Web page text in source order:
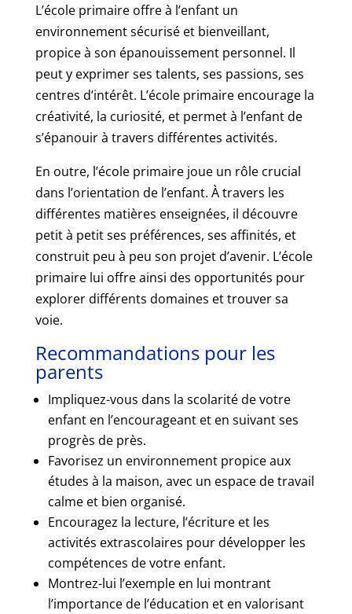
L’école primaire offre à l’enfant un
environnement sécurisé et bienveillant,
propice à son épanouissement personnel. Il
peut y exprimer ses talents, ses passions, ses
centres d’intérêt. L’école primaire encourage la
créativité, la curiosité, et permet à l’enfant de
s’épanouir à travers différentes activités.
En outre, l’école primaire joue un rôle crucial
dans l’orientation de l’enfant. À travers les
différentes matières enseignées, il découvre
petit à petit ses préférences, ses affinités, et
construit peu à peu son projet d’avenir. L’école
primaire lui offre ainsi des opportunités pour
explorer différents domaines et trouver sa
voie.
Recommandations pour les
parents
Impliquez-vous dans la scolarité de votre
enfant en l’encourageant et en suivant ses
progrès de près.
Favorisez un environnement propice aux
études à la maison, avec un espace de travail
calme et bien organisé.
Encouragez la lecture, l’écriture et les
activités extrascolaires pour développer les
compétences de votre enfant.
Montrez-lui l’exemple en lui montrant
l’importance de l’éducation et en valorisant